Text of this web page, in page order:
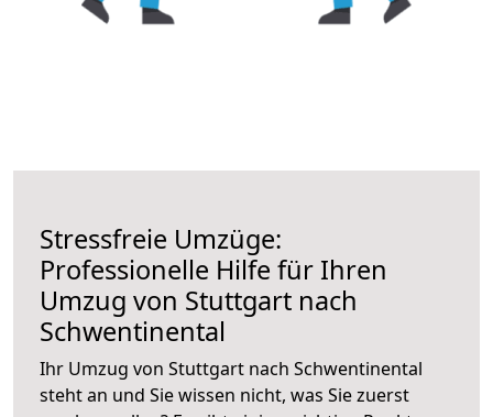
Stressfreie Umzüge:
Professionelle Hilfe für Ihren
Umzug von Stuttgart nach
Schwentinental
Ihr Umzug von Stuttgart nach Schwentinental
steht an und Sie wissen nicht, was Sie zuerst